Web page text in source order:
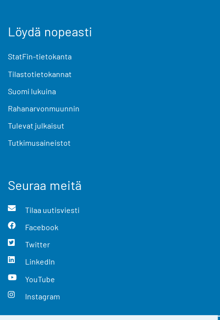
Löydä nopeasti
StatFin-tietokanta
Tilastotietokannat
Suomi lukuina
Rahanarvonmuunnin
Tulevat julkaisut
Tutkimusaineistot
Seuraa meitä
Tilaa uutisviesti
Facebook
Twitter
LinkedIn
YouTube
Instagram